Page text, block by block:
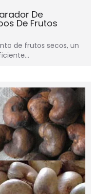
De
De Frutos
de frutos secos, un